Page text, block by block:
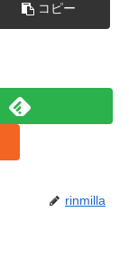
コピー
rinmilla